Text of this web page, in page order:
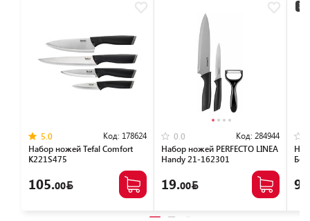
5.0 Код: 178624
Набор ножей Tefal Сomfort
K221S475
105.00
0.0 Код: 284944
Набор ножей PERFECTO LINEA
Handy 21-162301
19.00